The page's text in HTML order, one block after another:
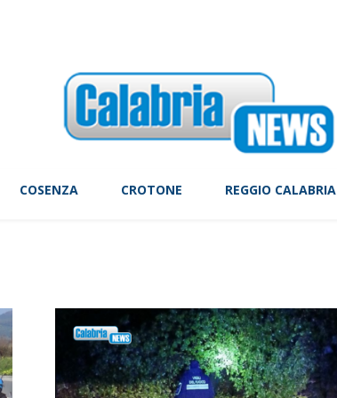
COSENZA CROTONE REGGIO CALABRIA